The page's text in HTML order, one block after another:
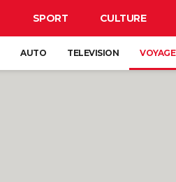
SPORT CULTURE
AUTO TELEVISION VOYAGE